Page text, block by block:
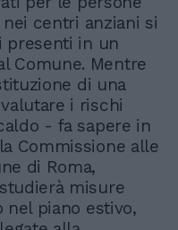
nei centri anziani si
presenti in un
Comune. Mentre
di una
i rischi
- fa sapere in
Commissione alle
di Roma,
misure
piano estivo,